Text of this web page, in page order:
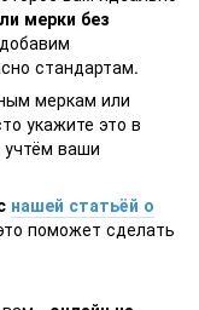
мерки без
стандартам.
меркам или
укажите это в
ваши
нашей статьёй о
поможет сделать